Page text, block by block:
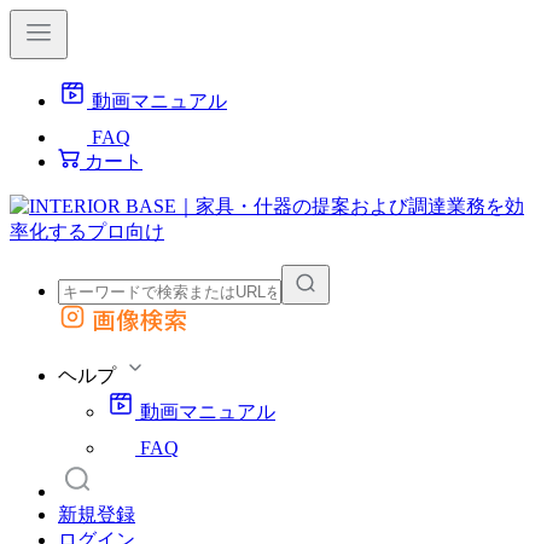
動画マニュアル
FAQ
カート
外部サイトの商品をカートに追加
画像検索
ヘルプ
動画マニュアル
FAQ
新規登録
ログイン